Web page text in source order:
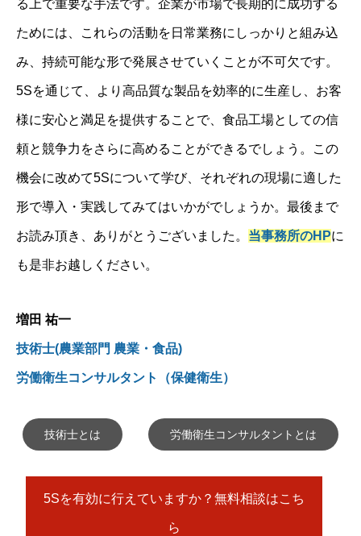
る上で重要な手法です。企業が市場で長期的に成功する
ためには、これらの活動を日常業務にしっかりと組み込
み、持続可能な形で発展させていくことが不可欠です。
5Sを通じて、より高品質な製品を効率的に生産し、お客
様に安心と満足を提供することで、食品工場としての信
頼と競争力をさらに高めることができるでしょう。この
機会に改めて5Sについて学び、それぞれの現場に適した
形で導入・実践してみてはいかがでしょうか。最後まで
お読み頂き、ありがとうございました。 当事務所のHPに
も是非お越しください。
増田 祐一
技術士(農業部門 農業・食品)
労働衛生コンサルタント（保健衛生）
技術士とは 労働衛生コンサルタントとは
5Sを有効に行えていますか？無料相談はこち
ら